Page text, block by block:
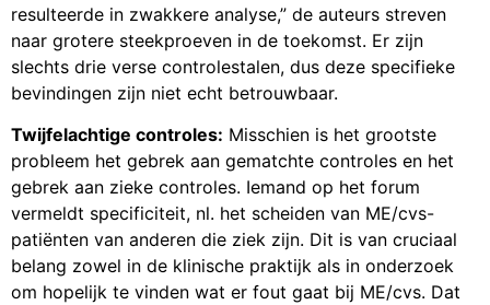
resulteerde in zwakkere analyse,” de auteurs streven
naar grotere steekproeven in de toekomst. Er zijn
slechts drie verse controlestalen, dus deze specifieke
bevindingen zijn niet echt betrouwbaar.
Twijfelachtige controles: Misschien is het grootste
probleem het gebrek aan gematchte controles en het
gebrek aan zieke controles. Iemand op het forum
vermeldt specificiteit, nl. het scheiden van ME/cvs-
patiënten van anderen die ziek zijn. Dit is van cruciaal
belang zowel in de klinische praktijk als in onderzoek
om hopelijk te vinden wat er fout gaat bij ME/cvs. Dat